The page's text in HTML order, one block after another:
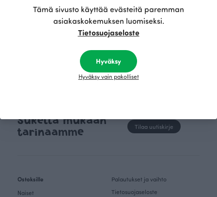
luonnosteltu vektorigrafiikkana.
Sukella mukaan
tarinaamme
Tilaa uutiskirje
Ostoksille
Naiset
Palautukset ja vaihto
Tietosuojaseloste
Tämä sivusto käyttää evästeitä paremman
asiakaskokemuksen luomiseksi.
Tietosuojaseloste
Hyväksy
Hyväksy vain pakolliset